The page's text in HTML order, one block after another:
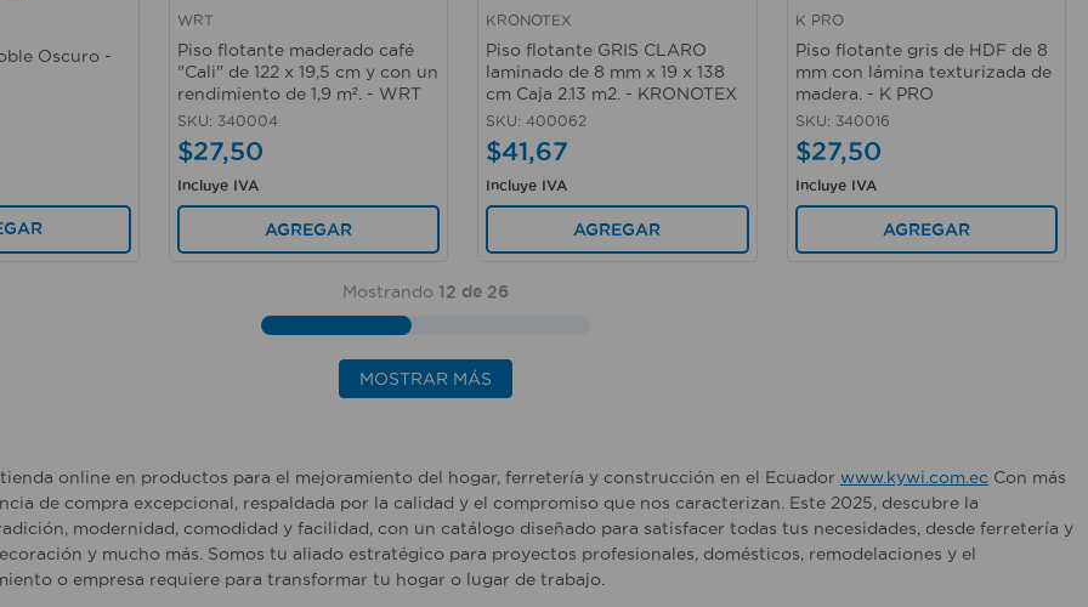
Oscuro -
WRT
Piso flotante maderado café
"Cali" de 122 x 19,5 cm y con un
rendimiento de 1,9 m². - WRT
SKU: 340004
$27,50
Incluye IVA
AGREGAR
KRONOTEX
Piso flotante GRIS CLARO
laminado de 8 mm x 19 x 138
cm Caja 2.13 m2. - KRONOTEX
SKU: 400062
$41,67
Incluye IVA
AGREGAR
K PRO
Piso flotante gris de HDF de 8
mm con lámina texturizada de
madera. - K PRO
SKU: 340016
$27,50
Incluye IVA
AGREGAR
Mostrando 12 de 26
MOSTRAR MÁS
online en productos para el mejoramiento del hogar, ferretería y construcción en el Ecuador www.kywi.com.ec Con más
de compra excepcional, respaldada por la calidad y el compromiso que nos caracterizan. Este 2025, descubre la
modernidad, comodidad y facilidad, con un catálogo diseñado para satisfacer todas tus necesidades, desde ferretería y
y mucho más. Somos tu aliado estratégico para proyectos profesionales, domésticos, remodelaciones y el
o empresa requiere para transformar tu hogar o lugar de trabajo.